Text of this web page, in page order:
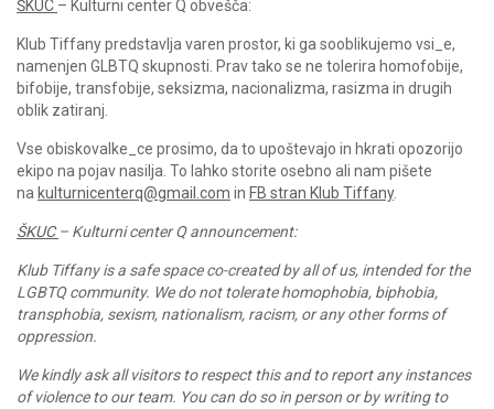
ŠKUC – Kulturni center Q obvešča:
Klub Tiffany predstavlja varen prostor, ki ga sooblikujemo vsi_e,
namenjen GLBTQ skupnosti. Prav tako se ne tolerira homofobije,
bifobije, transfobije, seksizma, nacionalizma, rasizma in drugih
oblik zatiranj.
Vse obiskovalke_ce prosimo, da to upoštevajo in hkrati opozorijo
ekipo na pojav nasilja. To lahko storite osebno ali nam pišete
na kulturnicenterq@gmail.com in FB stran Klub Tiffany.
ŠKUC– Kulturni center Q announcement:
Klub Tiffany is a safe space co-created by all of us, intended for the
LGBTQ community. We do not tolerate homophobia, biphobia,
transphobia, sexism, nationalism, racism, or any other forms of
oppression.
We kindly ask all visitors to respect this and to report any instances
of violence to our team. You can do so in person or by writing to